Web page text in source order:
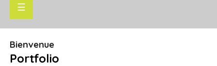
☰
Bienvenue
Portfolio